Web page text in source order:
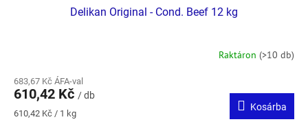
Delikan Original - Cond. Beef 12 kg
Raktáron (>10 db)
683,67 Kč ÁFA-val
610,42 Kč / db
Egységár:
610,42 Kč / 1 kg
Kosárba